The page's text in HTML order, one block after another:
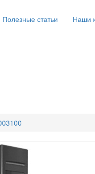
Полезные статьи Наши